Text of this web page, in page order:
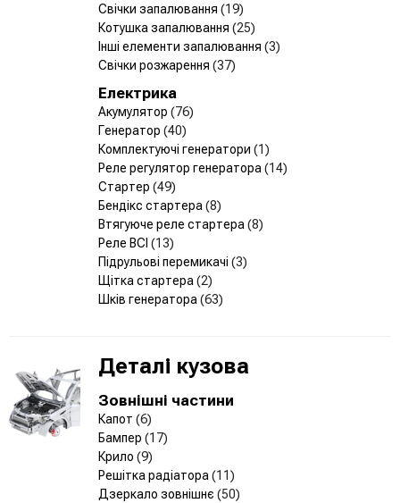
Свічки запалювання (19)
Котушка запалювання (25)
Інші елементи запалювання (3)
Свічки розжарення (37)
Електрика
Акумулятор (76)
Генератор (40)
Комплектуючі генератори (1)
Реле регулятор генератора (14)
Стартер (49)
Бендікс стартера (8)
Втягуюче реле стартера (8)
Реле ВСІ (13)
Підрульові перемикачі (3)
Щітка стартера (2)
Шків генератора (63)
Деталі кузова
Зовнішні частини
Капот (6)
Бампер (17)
Крило (9)
Решітка радіатора (11)
Дзеркало зовнішнє (50)